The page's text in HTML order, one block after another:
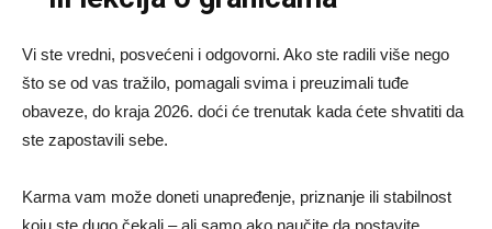
Vi ste vredni, posvećeni i odgovorni. Ako ste radili više nego
što se od vas tražilo, pomagali svima i preuzimali tuđe
obaveze, do kraja 2026. doći će trenutak kada ćete shvatiti da
ste zapostavili sebe.
Karma vam može doneti unapređenje, priznanje ili stabilnost
koju ste dugo čekali – ali samo ako naučite da postavite